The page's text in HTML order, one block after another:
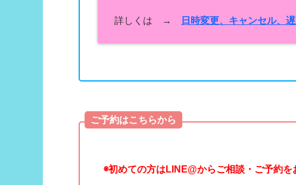
詳しくは → 日時変更、キャンセル、
ご予約はこちらから
◉初めての方はLINE@からご相談・ご予約を